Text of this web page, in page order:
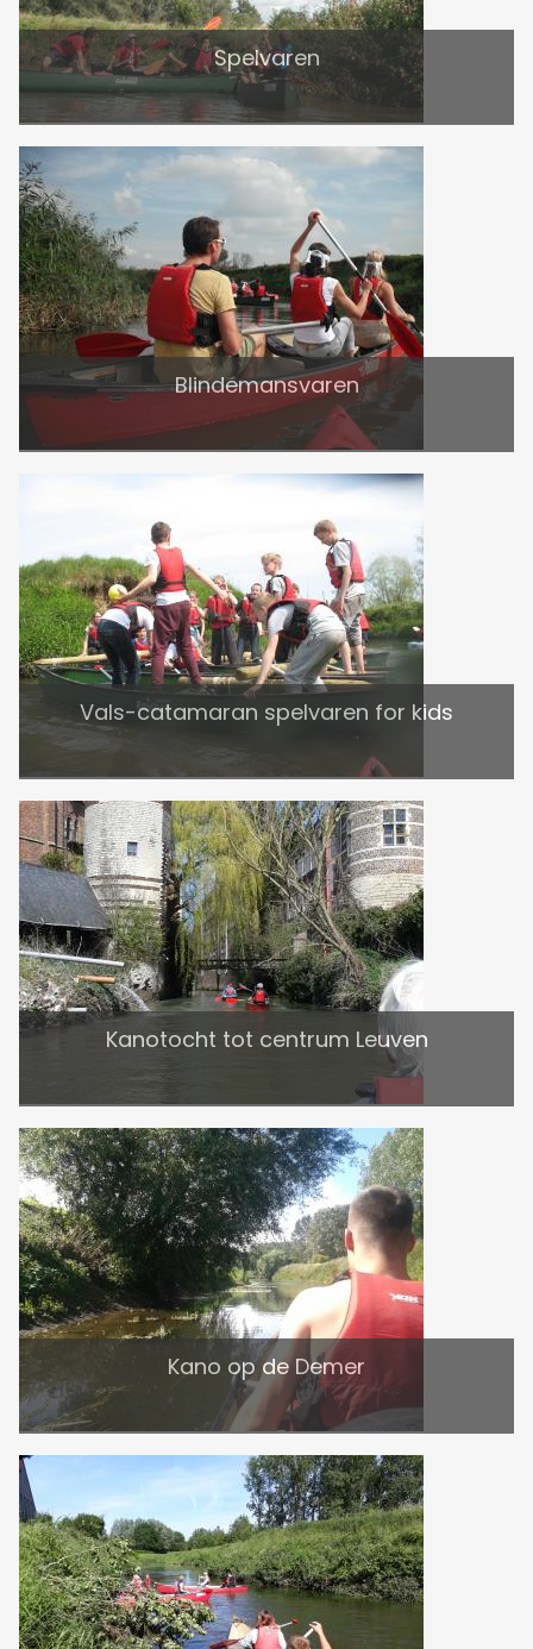
Spelvaren
Blindemansvaren
Vals-catamaran spelvaren for kids
Kanotocht tot centrum Leuven
Kano op de Demer